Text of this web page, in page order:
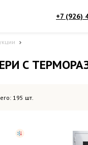
+7 (926)
С
195 шт.